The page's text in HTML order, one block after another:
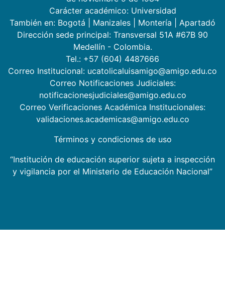
Carácter académico: Universidad
También en: Bogotá Manizales Montería
Apartadó
Dirección sede principal: Transversal 51A #67B 90
Medellín - Colombia.
Tel.: +57 (604) 4487666
Correo Institucional: ucatolicaluisamigo@amigo.edu.co
Correo Notificaciones Judiciales:
notificacionesjudiciales@amigo.edu.co
Correo Verificaciones Académica Institucionales:
validaciones.academicas@amigo.edu.co
Términos y condiciones de uso
“Institución de educación superior sujeta a inspección
y vigilancia por el Ministerio de Educación Nacional”